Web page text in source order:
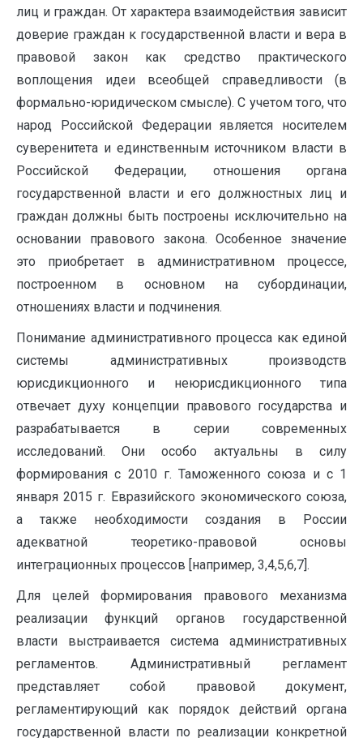
лиц и граждан. От характера взаимодействия зависит
доверие граждан к государственной власти и вера в
правовой закон как средство практического
воплощения идеи всеобщей справедливости (в
формально-юридическом смысле). С учетом того, что
народ Российской Федерации является носителем
суверенитета и единственным источником власти в
Российской Федерации, отношения органа
государственной власти и его должностных лиц и
граждан должны быть построены исключительно на
основании правового закона. Особенное значение
это приобретает в административном процессе,
построенном в основном на субординации,
отношениях власти и подчинения.
Понимание административного процесса как единой
системы административных производств
юрисдикционного и неюрисдикционного типа
отвечает духу концепции правового государства и
разрабатывается в серии современных
исследований. Они особо актуальны в силу
формирования с 2010 г. Таможенного союза и с 1
января 2015 г. Евразийского экономического союза,
а также необходимости создания в России
адекватной теоретико-правовой основы
интеграционных процессов [например, 3,4,5,6,7].
Для целей формирования правового механизма
реализации функций органов государственной
власти выстраивается система административных
регламентов. Административный регламент
представляет собой правовой документ,
регламентирующий как порядок действий органа
государственной власти по реализации конкретной